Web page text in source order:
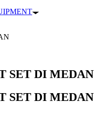
SET DI MEDAN
SET DI MEDAN